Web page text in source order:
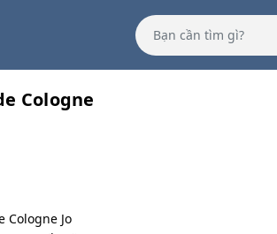
Cologne
Cologne Jo